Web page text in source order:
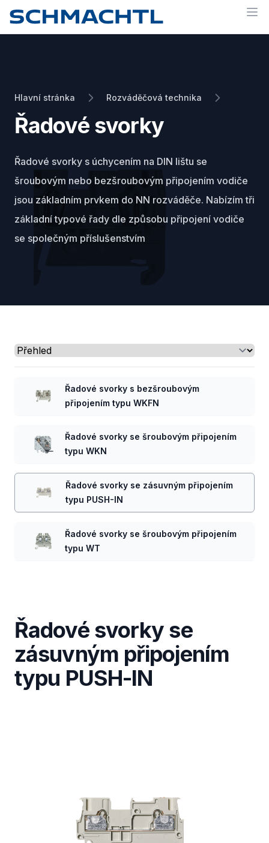
Hlavní stránka Rozváděčová technika
Řadové svorky
Řadové svorky s úchycením na DIN lištu se
šroubovým nebo bezšroubovým připojením vodiče
jsou základním prvkem do NN rozváděče. Nabízím tři
základní typové řady dle způsobu připojení vodiče
se společným příslušenstvím
Select a tab
Řadové svorky s bezšroubovým
připojením typu WKFN
Řadové svorky se šroubovým připojením
typu WKN
Řadové svorky se zásuvným připojením
typu PUSH-IN
Řadové svorky se šroubovým připojením
typu WT
Řadové svorky se
zásuvným připojením
typu PUSH-IN